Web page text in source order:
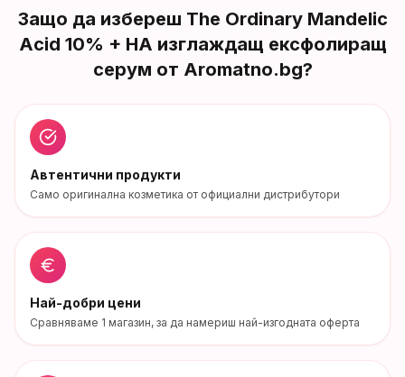
Защо да избереш The Ordinary Mandelic
Acid 10% + HA изглаждащ ексфолиращ
серум от Aromatno.bg?
Автентични продукти
Само оригинална козметика от официални дистрибутори
Най-добри цени
Сравняваме 1 магазин, за да намериш най-изгодната оферта